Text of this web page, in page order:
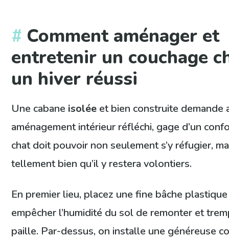
Comment aménager et
entretenir un couchage
un hiver réussi
Une cabane isolée et bien construite demande
aménagement intérieur réfléchi, gage d’un
chat doit pouvoir non seulement s’y réfugier,
tellement bien qu’il y restera volontiers.
En premier lieu, placez une fine bâche
empêcher l’humidité du sol de remonter et
paille. Par-dessus, on installe une généreuse